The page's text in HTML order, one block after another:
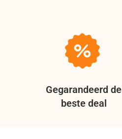
Gegarandeerd de
beste deal